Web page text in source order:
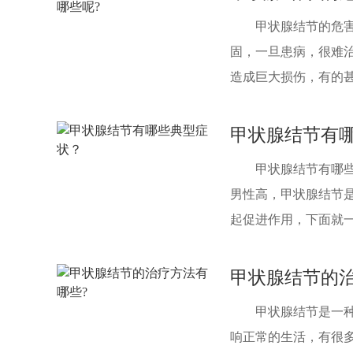
甲状腺结节的危
固，一旦患病，很难
造成巨大损伤，有的
甲状腺结节有
甲状腺结节有哪
男性高，甲状腺结节
起促进作用，下面就
甲状腺结节的
甲状腺结节是一
响正常的生活，有很